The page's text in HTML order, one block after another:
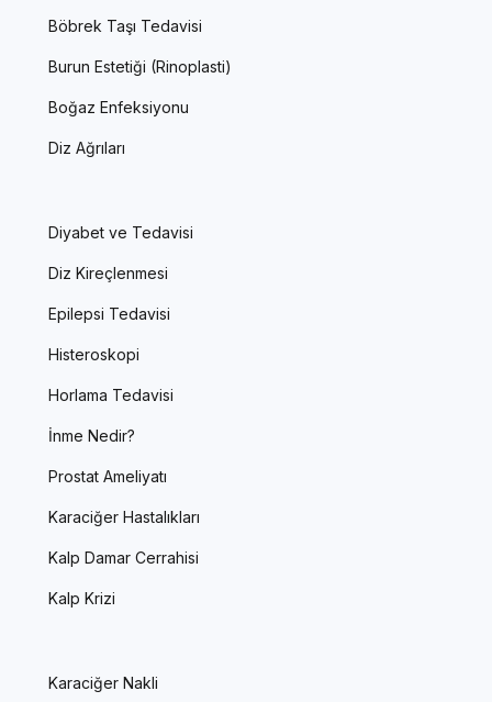
Böbrek Taşı Tedavisi
Burun Estetiği (Rinoplasti)
Boğaz Enfeksiyonu
Diz Ağrıları
Diyabet ve Tedavisi
Diz Kireçlenmesi
Epilepsi Tedavisi
Histeroskopi
Horlama Tedavisi
İnme Nedir?
Prostat Ameliyatı
Karaciğer Hastalıkları
Kalp Damar Cerrahisi
Kalp Krizi
Karaciğer Nakli